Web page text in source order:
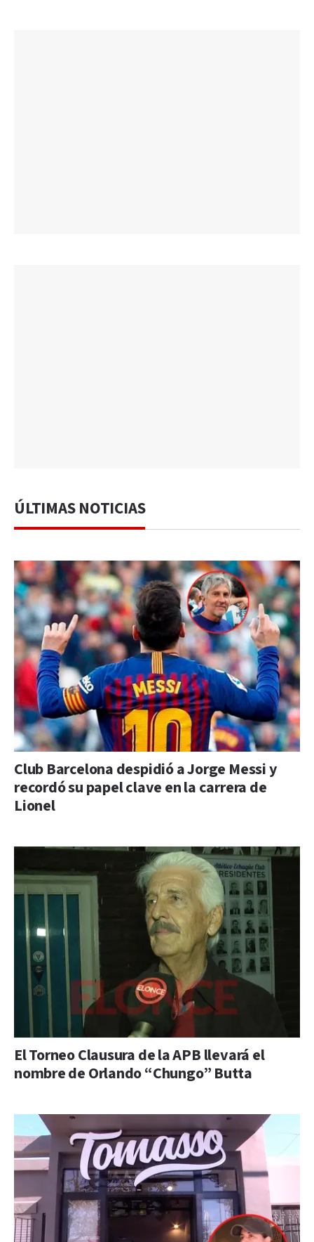
ÚLTIMAS NOTICIAS
Club Barcelona despidió a Jorge Messi y
recordó su papel clave en la carrera de
Lionel
El Torneo Clausura de la APB llevará el
nombre de Orlando “Chungo” Butta